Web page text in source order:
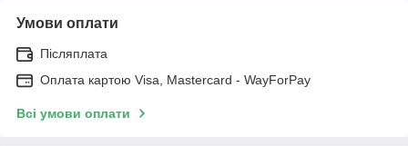
Умови оплати
Післяплата
Оплата картою Visa, Mastercard - WayForPay
Всі умови оплати